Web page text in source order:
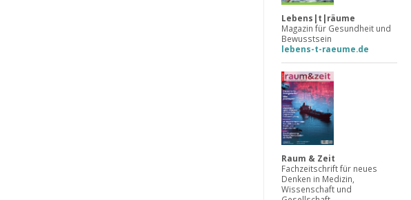
Lebens|t|räume
Magazin für Gesundheit und
Bewusstsein
lebens-t-raeume.de
Raum & Zeit
Fachzeitschrift für neues
Denken in Medizin,
Wissenschaft und